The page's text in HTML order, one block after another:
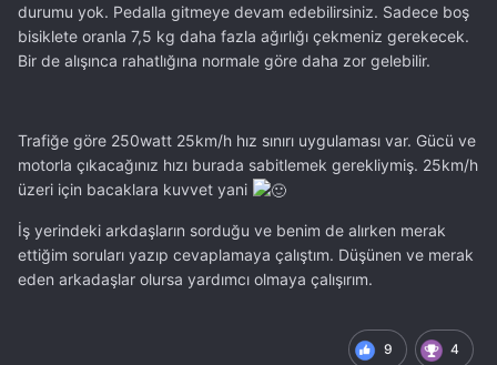
durumu yok. Pedalla gitmeye devam edebilirsiniz. Sadece boş
bisiklete oranla 7,5 kg daha fazla ağırlığı çekmeniz gerekecek.
Bir de alışınca rahatlığına normale göre daha zor gelebilir.
Trafiğe göre 250watt 25km/h hız sınırı uygulaması var. Gücü ve
motorla çıkacağınız hızı burada sabitlemek gerekliymiş. 25km/h
üzeri için bacaklara kuvvet yani
İş yerindeki arkdaşların sorduğu ve benim de alırken merak
ettiğim soruları yazıp cevaplamaya çalıştım. Düşünen ve merak
eden arkadaşlar olursa yardımcı olmaya çalışırım.
9 4